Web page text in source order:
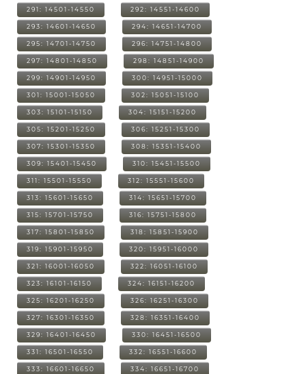
291: 14501-14550 292: 14551-14600
293: 14601-14650 294: 14651-14700
295: 14701-14750 296: 14751-14800
297: 14801-14850 298: 14851-14900
299: 14901-14950 300: 14951-15000
301: 15001-15050 302: 15051-15100
303: 15101-15150 304: 15151-15200
305: 15201-15250 306: 15251-15300
307: 15301-15350 308: 15351-15400
309: 15401-15450 310: 15451-15500
311: 15501-15550 312: 15551-15600
313: 15601-15650 314: 15651-15700
315: 15701-15750 316: 15751-15800
317: 15801-15850 318: 15851-15900
319: 15901-15950 320: 15951-16000
321: 16001-16050 322: 16051-16100
323: 16101-16150 324: 16151-16200
325: 16201-16250 326: 16251-16300
327: 16301-16350 328: 16351-16400
329: 16401-16450 330: 16451-16500
331: 16501-16550 332: 16551-16600
333: 16601-16650 334: 16651-16700